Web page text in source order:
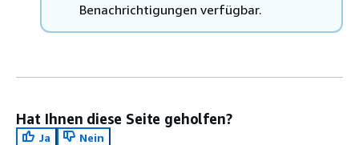
Benachrichtigungen verfügbar.
Hat Ihnen diese Seite geholfen?
Ja
Nein